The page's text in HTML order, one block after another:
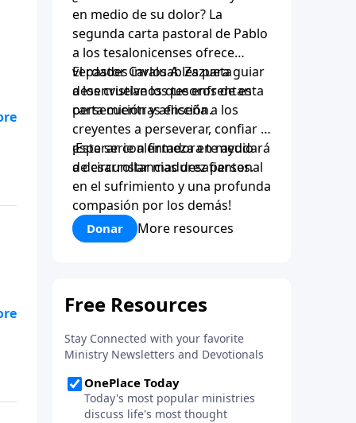
en medio de su dolor? La
segunda carta pastoral de Pablo
a los tesalonicenses ofrece
verdades invaluables para guiar
a los cristianos que enfrentan
persecución y aflicción.
El pastor Carlos A. Zazueta
desenvuelve los tesoros de esta
carta mientras enseña a los
creyentes a perseverar, confiar y
esperar con firmeza en medio
de circunstancias desafiantes.
¡Esta serie alentadora te ayudará
a desarrollar madurez personal
en el sufrimiento y una profunda
compasión por los demás!
Donar More resources